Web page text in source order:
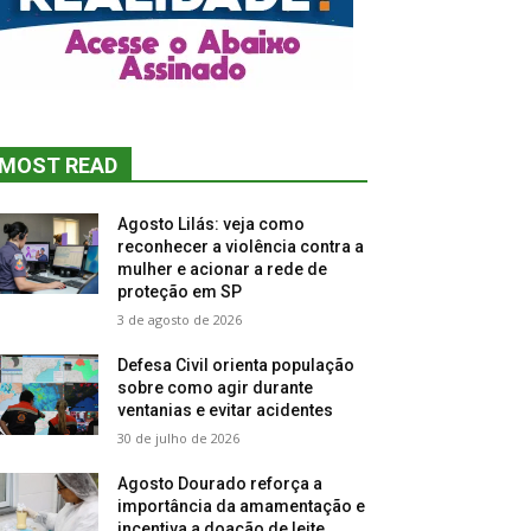
READ
Agosto Lilás: veja como
reconhecer a violência contra a
mulher e acionar a rede de
proteção em SP
3 de agosto de 2026
Defesa Civil orienta população
sobre como agir durante
ventanias e evitar acidentes
30 de julho de 2026
Agosto Dourado reforça a
importância da amamentação e